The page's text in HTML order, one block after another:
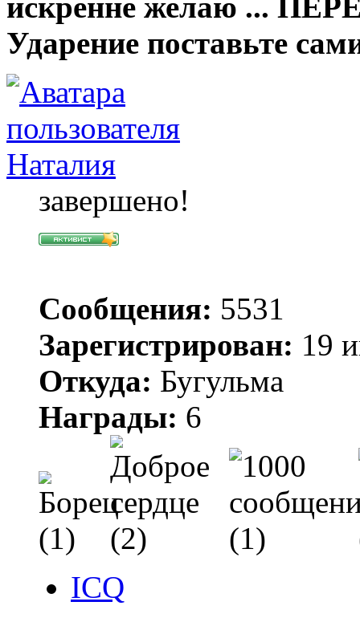
искренне желаю ...
Ударение поставьте
Наталия
завершено!
Сообщения: 5531
Зарегистрирован: 19
Откуда: Бугульма
Награды: 6
ICQ